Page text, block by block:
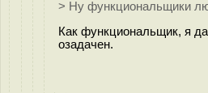
> Ну функциональщики
Как функциональщик, я
озадачен.